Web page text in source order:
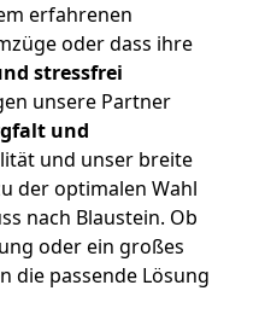
erfahrenen
oder dass ihre
stressfrei
unsere Partner
und
und unser breite
der optimalen Wahl
nach Blaustein. Ob
oder ein großes
die passende Lösung